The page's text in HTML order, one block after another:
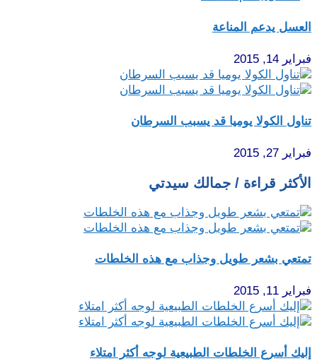
العسل يدعم المناعة
فبراير 14, 2015
تناول الكولا يوميا قد يسبب السرطان
فبراير 27, 2015
الأكثر قراءة / جمالك سيدتي
تمتعي بشعر طويل وجذاب مع هذه الخلطات
فبراير 11, 2015
إليك أسرع الخلطات الطبيعية لوجه أكثر امتلاء